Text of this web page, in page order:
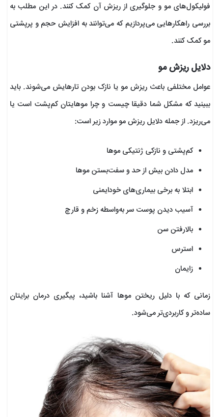
فولیکول‌های مو و جلوگیری از ریزش آن کمک کنند. در این مطلب به
بررسی راهکارهایی می‌پردازیم که می‌توانند به افزایش حجم و پرپشتی
مو کمک کنند.
دلایل ریزش مو
عوامل مختلفی باعث ریزش مو یا نازک‌ بودن تارهایش می‌شوند. باید
ببینید که مشکل شما دقیقا چیست و چرا موهایتان کم‌پشت است یا
می‌ریزد. از جمله دلایل ریزش مو موارد زیر است:
کم‌پشتی و نازکی ژنتیکی موها
مدل‌ دادن بیش از حد و سفت‌بستن موها
ابتلا به برخی بیماری‌های خودایمنی
آسیب‌ دیدن پوست سر به‌واسطه زخم و قارچ
بالارفتن سن
استرس
زایمان
زمانی که با دلیل ریختن موها آشنا باشید، پیگیری درمان برایتان
ساده‌تر و کاربردی‌تر می‌شود.